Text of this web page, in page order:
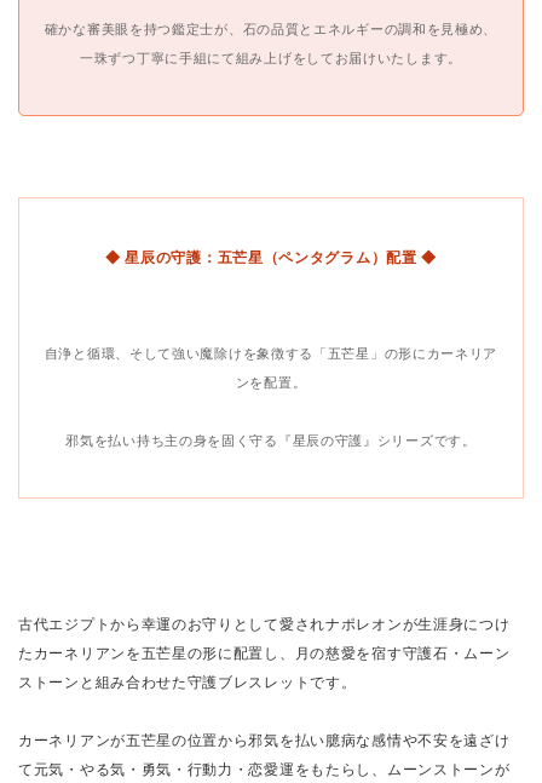
確かな審美眼を持つ鑑定士が、石の品質とエネルギーの調和を見極め、
一珠ずつ丁寧に手組にて組み上げをしてお届けいたします。
◆ 星辰の守護：五芒星（ペンタグラム）配置 ◆
自浄と循環、そして強い魔除けを象徴する「五芒星」の形にカーネリア
ンを配置。
邪気を払い持ち主の身を固く守る『星辰の守護』シリーズです。
古代エジプトから幸運のお守りとして愛されナポレオンが生涯身につけ
たカーネリアンを五芒星の形に配置し、月の慈愛を宿す守護石・ムーン
ストーンと組み合わせた守護ブレスレットです。
カーネリアンが五芒星の位置から邪気を払い臆病な感情や不安を遠ざけ
て元気・やる気・勇気・行動力・恋愛運をもたらし、ムーンストーンが